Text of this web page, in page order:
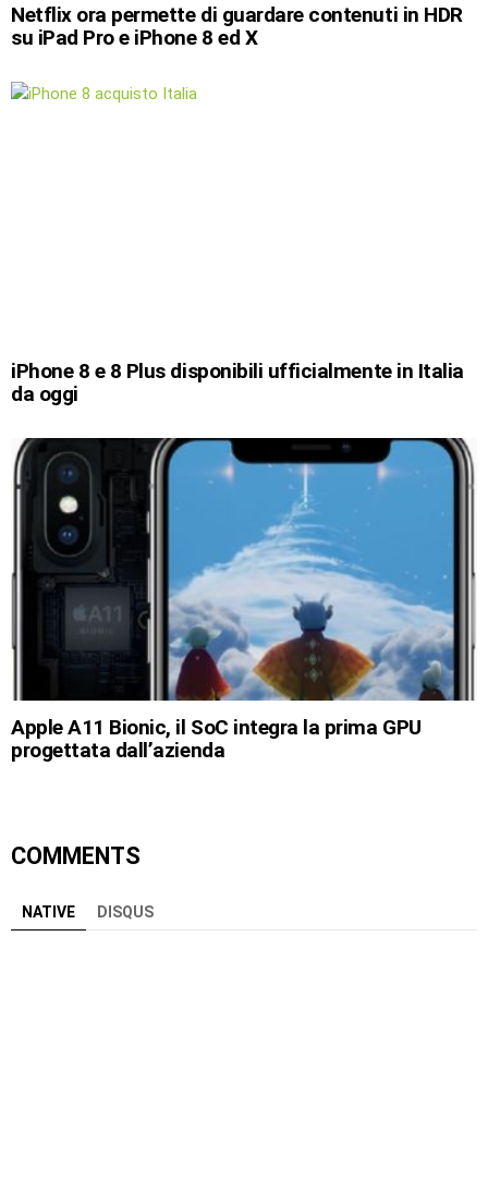
Netflix ora permette di guardare contenuti in HDR
su iPad Pro e iPhone 8 ed X
iPhone 8 e 8 Plus disponibili ufficialmente in Italia
da oggi
Apple A11 Bionic, il SoC integra la prima GPU
progettata dall’azienda
COMMENTS
NATIVE DISQUS